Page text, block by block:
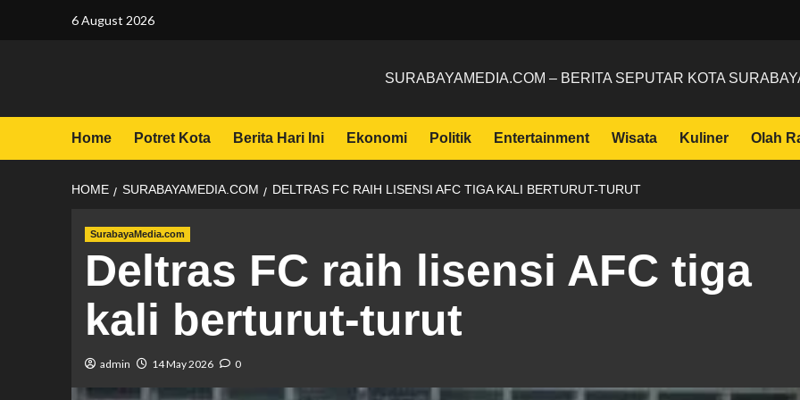
6 August 2026
SURABAYAMEDIA.COM – BERITA SEPUTAR KOTA
Home Potret Kota Berita Hari Ini Ekonomi Politik Entertainment Wisata Kuliner Olah
HOME SURABAYAMEDIA.COM DELTRAS FC RAIH LISENSI AFC TIGA KALI BERTURUT-TURUT
SurabayaMedia.com
Deltras FC raih lisensi AFC tiga
kali berturut-turut
admin 14 May 2026 0